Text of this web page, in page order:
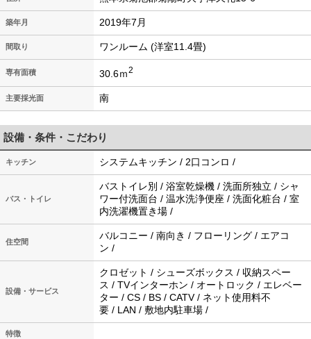
築年月 2019年7月
間取り ワンルーム (洋室11.4畳)
専有面積 30.6ｍ2
主要採光面 南
設備・条件・こだわり
キッチン システムキッチン / 2口コンロ /
バス・トイレ
バストイレ別 / 浴室乾燥機 / 洗面所独立 / シャ
ワー付洗面台 / 温水洗浄便座 / 洗面化粧台 / 室
内洗濯機置き場 /
住空間
バルコニー / 南向き / フローリング / エアコ
ン /
設備・サービス
クロゼット / シューズボックス / 収納スペー
ス / TVインターホン / オートロック / エレベー
ター / CS / BS / CATV / ネット使用料不
要 / LAN / 敷地内駐車場 /
特徴